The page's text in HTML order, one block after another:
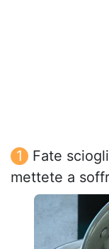
Fate
mettete a